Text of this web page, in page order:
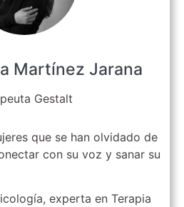
Martínez Jarana
Gestalt
que se han olvidado de
con su voz y sanar su
experta en Terapia